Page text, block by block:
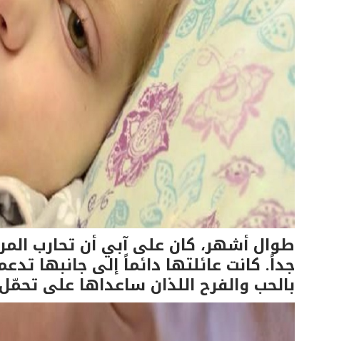
طوال أشهر، كان على آبي أن تحارب
جداً. كانت عائلتها دائماً إلى جانبها
بالحب والفرح اللذان ساعداها على